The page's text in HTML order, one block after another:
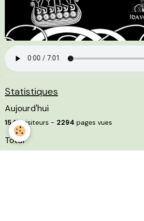
Statistiques
Aujourd'hui
1547visiteurs - 2294 pages vues
Total